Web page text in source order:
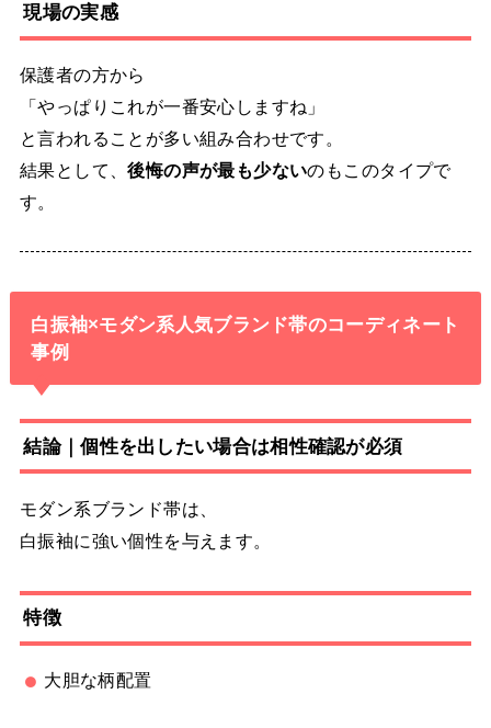
現場の実感
保護者の方から
「やっぱりこれが一番安心しますね」
と言われることが多い組み合わせです。
結果として、後悔の声が最も少ないのもこのタイプで
す。
白振袖×モダン系人気ブランド帯のコーディネート
事例
結論｜個性を出したい場合は相性確認が必須
モダン系ブランド帯は、
白振袖に強い個性を与えます。
特徴
大胆な柄配置